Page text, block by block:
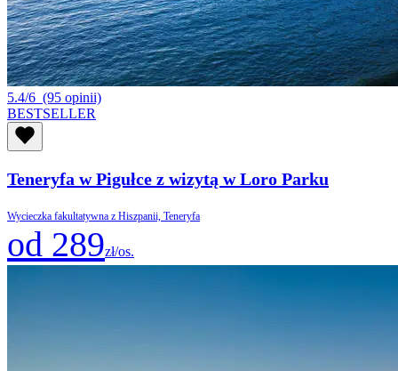
5.4/6 (95 opinii)
BESTSELLER
Teneryfa w Pigułce z wizytą w Loro Parku
Wycieczka fakultatywna z Hiszpanii, Teneryfa
od 289zł/os.